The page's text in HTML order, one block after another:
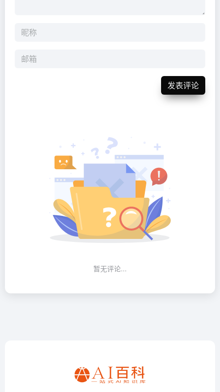
发表评论
暂无评论...